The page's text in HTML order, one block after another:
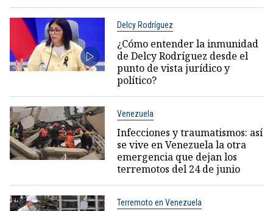
Delcy Rodríguez
¿Cómo entender la inmunidad
de Delcy Rodríguez desde el
punto de vista jurídico y
político?
Venezuela
Infecciones y traumatismos: así
se vive en Venezuela la otra
emergencia que dejan los
terremotos del 24 de junio
Terremoto en Venezuela